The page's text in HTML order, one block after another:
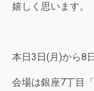
嬉しく思います。
本日3日(月)から8
会場は銀座7丁目